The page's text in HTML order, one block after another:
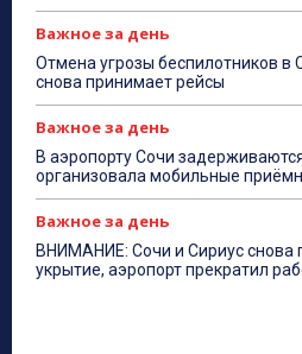
Важное за день
Отмена угрозы беспилотников в
снова принимает рейсы
Важное за день
В аэропорту Сочи
организовала мобильные
Важное за день
ВНИМАНИЕ: Сочи и Сириус снова
укрытие, аэропорт прекратил